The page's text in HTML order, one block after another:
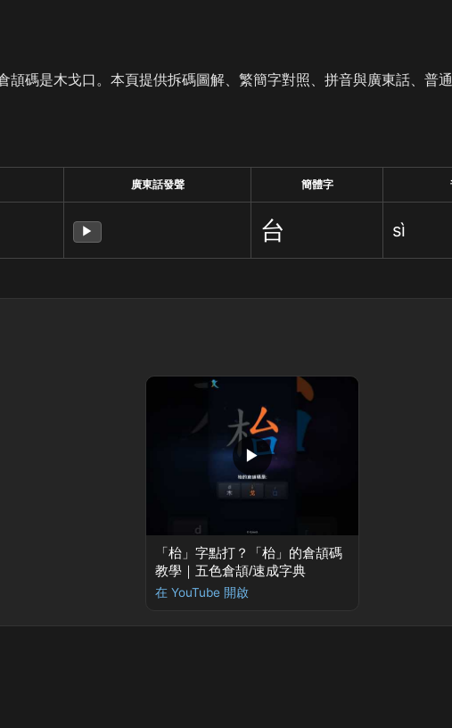
頡碼是木戈口。本頁提供拆碼圖解、繁簡字對照、拼音與廣東話、普
廣東話發聲 簡體字
▶ 台 sì
▶
「枱」字點打？「枱」的倉頡碼
教學｜五色倉頡/速成字典
在 YouTube 開啟